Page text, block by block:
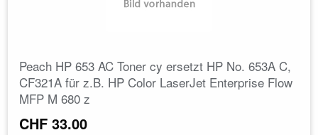
Peach HP 653 AC Toner cy ersetzt HP No. 653A C,
CF321A für z.B. HP Color LaserJet Enterprise Flow
MFP M 680 z
CHF 33.00